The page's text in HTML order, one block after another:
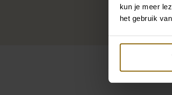
kun je meer
het gebruik